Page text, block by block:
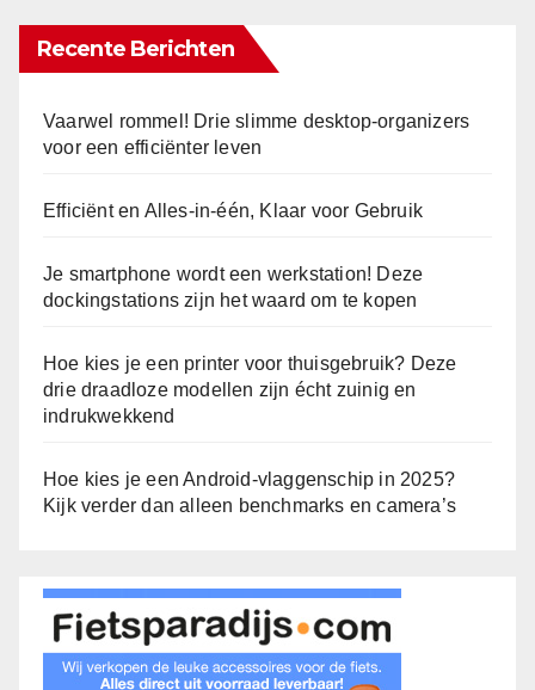
Recente Berichten
Vaarwel rommel! Drie slimme desktop-organizers
voor een efficiënter leven
Efficiënt en Alles-in-één, Klaar voor Gebruik
Je smartphone wordt een werkstation! Deze
dockingstations zijn het waard om te kopen
Hoe kies je een printer voor thuisgebruik? Deze
drie draadloze modellen zijn écht zuinig en
indrukwekkend
Hoe kies je een Android-vlaggenschip in 2025?
Kijk verder dan alleen benchmarks en camera’s